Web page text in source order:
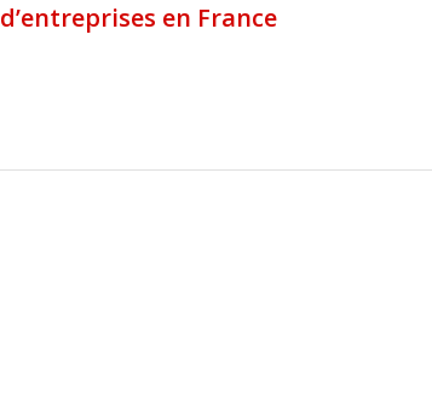
d’entreprises en France